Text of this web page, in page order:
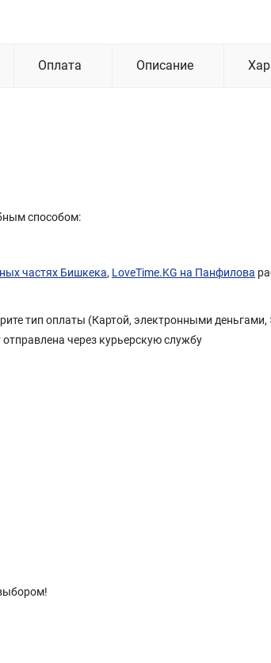
Оплата Описание
способом:
частях Бишкека, LoveTime.KG на Панфилова
тип оплаты (Картой, электронными
через курьерскую службу